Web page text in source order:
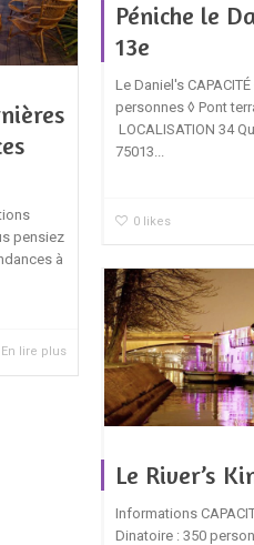
Péniche le
13e
Le Daniel's
personnes ◊ Pont
LOCALISATION 34
75013...
0 likes
pensiez
à
En lire plus
Le River’s
Informations
Dinatoire : 350